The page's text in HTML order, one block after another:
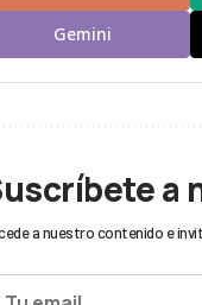
Gemini
a
a nuestro contenido e